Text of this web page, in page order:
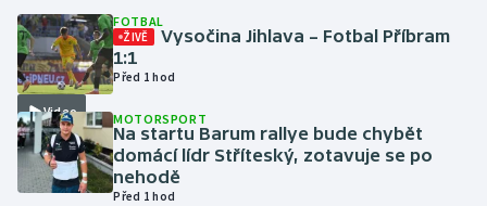
Lyže a snowboard
Moderní pětiboj
Motorsport
Olympijské hry
Video
FOTBAL
ŽIVĚ
Vysočina Jihlava – Fotbal Příbram
1:1
Před 1 hod
MOTORSPORT
Na startu Barum rallye bude chybět
domácí lídr Stříteský, zotavuje se po
nehodě
Před 1 hod